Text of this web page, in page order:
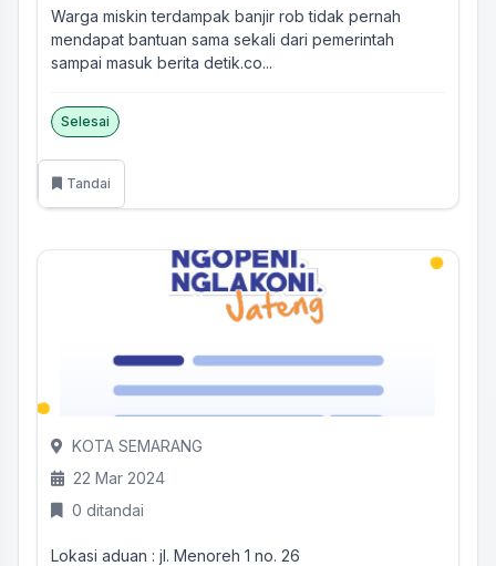
Warga miskin terdampak banjir rob tidak pernah
mendapat bantuan sama sekali dari pemerintah
sampai masuk berita detik.co...
Selesai
Tandai
KOTA SEMARANG
22 Mar 2024
0 ditandai
Lokasi aduan : jl. Menoreh 1 no. 26